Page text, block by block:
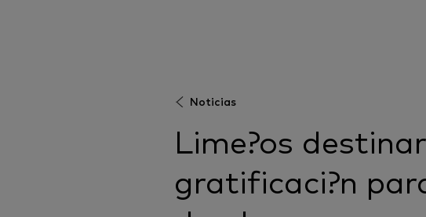
Noticias
Lime?os
gratificaci?n